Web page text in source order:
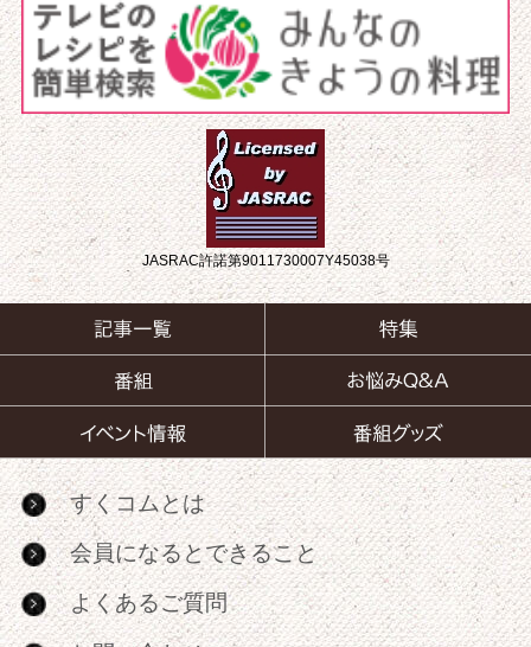
JASRAC許諾第9011730007Y45038号
すくコムとは
会員になるとできること
よくあるご質問